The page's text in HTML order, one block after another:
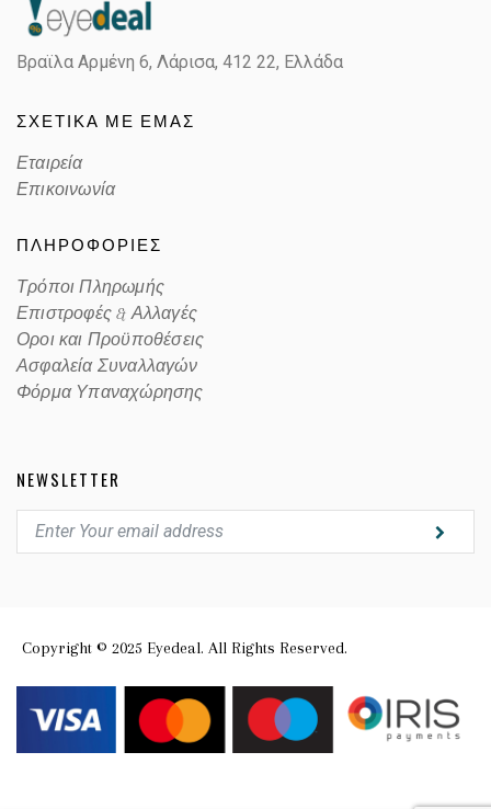
Color
Lens Color POLARIZED BLUE
Color code
Βραϊλα Αρμένη 6, Λάρισα, 412 22, Ελλάδα
ΣΧΕΤΙΚΑ ΜΕ ΕΜΑΣ
Εταιρεία
Επικοινωνία
ΠΛΗΡΟΦΟΡΙΕΣ
Τρόποι Πληρωμής
Επιστροφές & Αλλαγές
Οροι και Προϋποθέσεις
Ασφαλεία Συναλλαγών
Φόρμα Υπαναχώρησης
NEWSLETTER
Copyright © 2025 Eyedeal. All Rights Reserved.